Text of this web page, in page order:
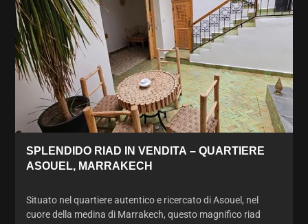
SPLENDIDO RIAD IN VENDITA – QUARTIERE
ASOUEL, MARRAKECH
Situato nel quartiere autentico e ricercato di Asouel, nel
cuore della medina di Marrakech, questo magnifico riad